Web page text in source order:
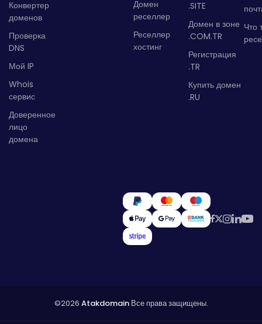
Конвертер
доменов
Проверка
DNS
Мой IP
Whois
сервис
Доверенное
лицо
домена
Домен
реселлер
Реселлер
хостинг
.SITE
Домен в зоне
.COM.TR
Регистрация
.TR
Купить домен
.RU
Что
©2026 AtakdomainВсе права защищены.